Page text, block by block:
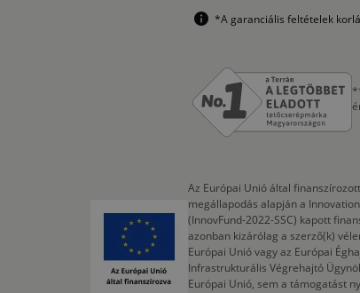
*A garanciális feltételek
Az Európai Unió által
megállapodás alapján a
(InnovFund-2022-SSC) kapott
azonban kizárólag a szerző(k)
Európai Unió vagy az Európai
Infrastrukturális Végrehajtó
Európai Unió, sem a támogatást